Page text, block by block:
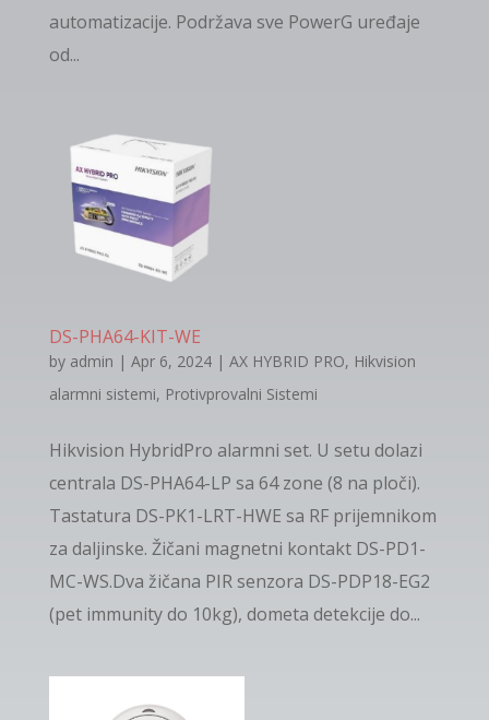
automatizacije. Podržava sve PowerG uređaje
od...
DS-PHA64-KIT-WE
by admin | Apr 6, 2024| AX HYBRID PRO, Hikvision
alarmni sistemi, Protivprovalni Sistemi
Hikvision HybridPro alarmni set. U setu dolazi
centrala DS-PHA64-LP sa 64 zone (8 na ploči).
Tastatura DS-PK1-LRT-HWE sa RF prijemnikom
za daljinske. Žičani magnetni kontakt DS-PD1-
MC-WS.Dva žičana PIR senzora DS-PDP18-EG2
(pet immunity do 10kg), dometa detekcije do...